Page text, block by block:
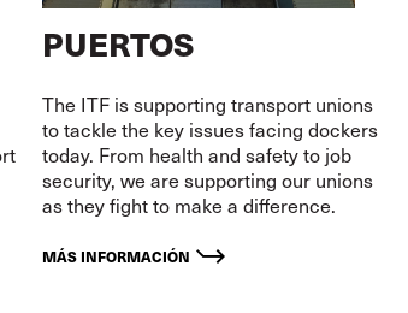
PUERTOS
The ITF is supporting transport unions
to tackle the key issues facing dockers
today. From health and safety to job
security, we are supporting our unions
as they fight to make a difference.
MÁS INFORMACIÓN